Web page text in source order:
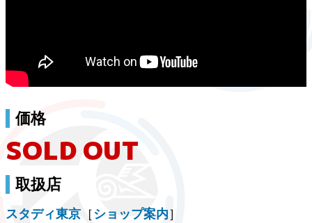
価格
SOLD OUT
取扱店
スタディ東京［ショップ案内］